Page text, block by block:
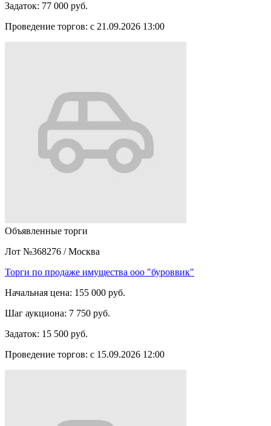
Задаток: 77 000 руб.
Проведение торгов: с 21.09.2026 13:00
Объявленные торги
Лот №368276 / Москва
Торги по продаже имущества ооо "буроввик"
Начальная цена: 155 000 руб.
Шаг аукциона: 7 750 руб.
Задаток: 15 500 руб.
Проведение торгов: с 15.09.2026 12:00